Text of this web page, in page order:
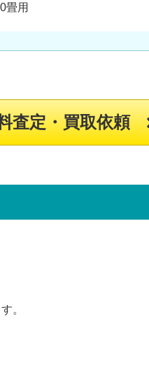
畳用
査定・買取依頼
。